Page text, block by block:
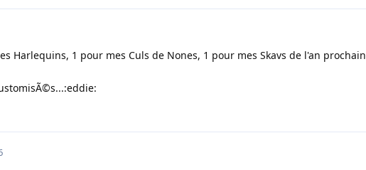
Harlequins, 1 pour mes Culs de Nones, 1 pour mes Skavs de l'an